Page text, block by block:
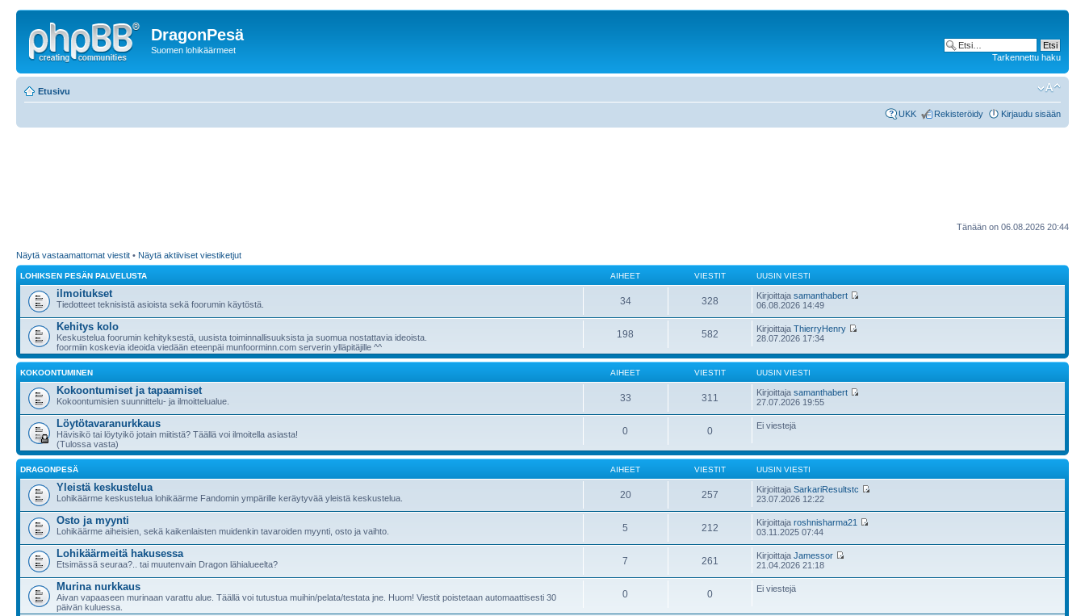
DragonPesä
Suomen lohikäärmeet
Tarkennettu haku
Etusivu
UKK Rekisteröidy Kirjaudu sisään
Tänään on 06.08.2026 20:44
Näytä vastaamattomat viestit • Näytä aktiiviset viestiketjut
LOHIKSEN PESÄN PALVELUSTA AIHEET VIESTIT UUSIN VIESTI
ilmoitukset
Tiedotteet teknisistä asioista sekä foorumin käytöstä. 34 328 Kirjoittajasamanthabert
06.08.2026 14:49
Kehitys kolo
Keskustelua foorumin kehityksestä, uusista toiminnallisuuksista ja suomua nostattavia ideoista.
foormiin koskevia ideoida viedään eteenpäi munfoorminn.com serverin ylläpitäjille ^^
198 582 KirjoittajaThierryHenry
28.07.2026 17:34
KOKOONTUMINEN AIHEET VIESTIT UUSIN VIESTI
Kokoontumiset ja tapaamiset
Kokoontumisien suunnittelu- ja ilmoittelualue. 33 311 Kirjoittajasamanthabert
27.07.2026 19:55
Löytötavaranurkkaus
Hävisikö tai löytyikö jotain miitistä? Täällä voi ilmoitella asiasta!
(Tulossa vasta)
0 0 Ei viestejä
DRAGONPESÄ AIHEET VIESTIT UUSIN VIESTI
Yleistä keskustelua
Lohikäärme keskustelua lohikäärme Fandomin ympärille keräytyvää yleistä keskustelua. 20 257 KirjoittajaSarkariResultstc
23.07.2026 12:22
Osto ja myynti
Lohikäärme aiheisien, sekä kaikenlaisten muidenkin tavaroiden myynti, osto ja vaihto. 5 212 Kirjoittajaroshnisharma21
03.11.2025 07:44
Lohikäärmeitä hakusessa
Etsimässä seuraa?.. tai muutenvain Dragon lähialueelta? 7 261 KirjoittajaJamessor
21.04.2026 21:18
Murina nurkkaus
Aivan vapaaseen murinaan varattu alue. Täällä voi tutustua muihin/pelata/testata jne. Huom! Viestit poistetaan automaattisesti 30
päivän kuluessa.
0 0 Ei viestejä